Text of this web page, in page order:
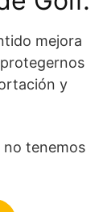
mejora
y
tenemos